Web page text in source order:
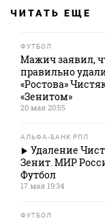
ЧИТАТЬ ЕЩЕ
ФУТБОЛ
Мажич заявил,
правильно
«Ростова»
«Зенитом»
20 мая 20:55
АЛЬФА-БАНК РПЛ
Удаление
Зенит. МИР
Футбол
17 мая 19:34
ФУТБОЛ